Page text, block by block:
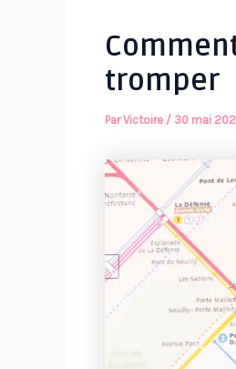
tromper
ParVictoire / 30 mai